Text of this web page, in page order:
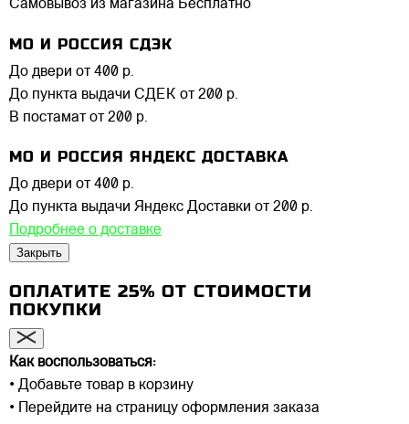
Самовывоз из магазина Бесплатно
МО И РОССИЯ СДЭК
До двери от 400 р.
До пункта выдачи СДЕК от 200 р.
В постамат от 200 р.
МО И РОССИЯ ЯНДЕКС ДОСТАВКА
До двери от 400 р.
До пункта выдачи Яндекс Доставки от 200 р.
Подробнее о доставке
Закрыть
ОПЛАТИТЕ 25% ОТ СТОИМОСТИ
ПОКУПКИ
Как воспользоваться:
• Добавьте товар в корзину
• Перейдите на страницу оформления заказа